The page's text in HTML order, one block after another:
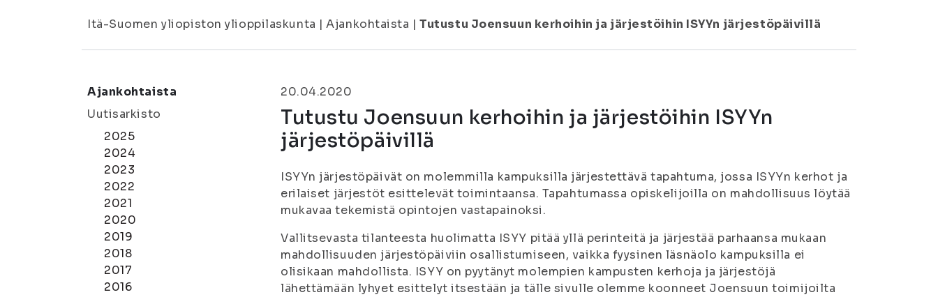
Itä-Suomen yliopiston ylioppilaskunta | Ajankohtaista | Tutustu Joensuun kerhoihin ja järjestöihin ISYYn järjestöpäivillä
Ajankohtaista
Uutisarkisto
2025
2024
2023
2022
2021
2020
2019
2018
2017
2016
20.04.2020
Tutustu Joensuun kerhoihin ja järjestöihin ISYYn
järjestöpäivillä
ISYYn järjestöpäivät on molemmilla kampuksilla järjestettävä tapahtuma, jossa ISYYn kerhot ja
erilaiset järjestöt esittelevät toimintaansa. Tapahtumassa opiskelijoilla on mahdollisuus löytää
mukavaa tekemistä opintojen vastapainoksi.
Vallitsevasta tilanteesta huolimatta ISYY pitää yllä perinteitä ja järjestää parhaansa mukaan
mahdollisuuden järjestöpäiviin osallistumiseen, vaikka fyysinen läsnäolo kampuksilla ei
olisikaan mahdollista. ISYY on pyytänyt molempien kampusten kerhoja ja järjestöjä
lähettämään lyhyet esittelyt itsestään ja tälle sivulle olemme koonneet Joensuun toimijoilta